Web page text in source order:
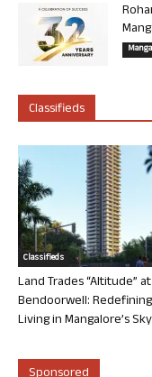
Classifieds
Classifieds
Land Trades “Altitude” at
Bendoorwell:
Living in Mangalore’s